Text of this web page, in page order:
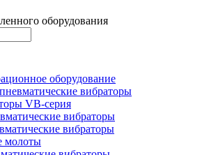
оборудования
оборудование
вибраторы
VB-серия
вибраторы
вибраторы
молоты